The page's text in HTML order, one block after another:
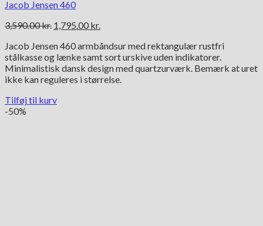
Jacob Jensen 460
3,590.00kr. Den
pris
var:
3,590.00 kr..
1,795.00 kr.
pris
er:
1,795.00 kr..
Jacob Jensen 460 armbåndsur med rektangulær rustfri
stålkasse og lænke samt sort urskive uden indikatorer.
Minimalistisk dansk design med quartzurværk. Bemærk at uret
ikke kan reguleres i størrelse.
Tilføj til kurv
-50%